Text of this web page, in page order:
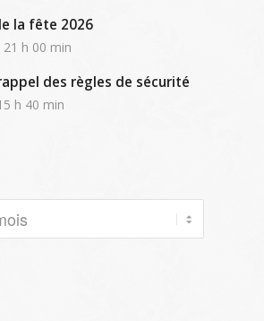
la fête 2026
h 00 min
des règles de sécurité
h 40 min